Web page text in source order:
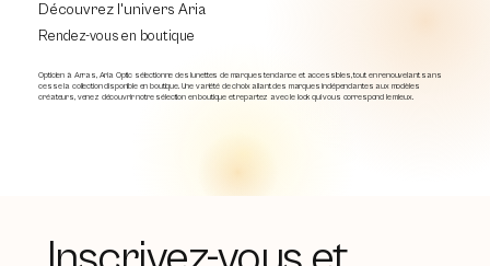
Rendez-vous en boutique
Découvrez l'univers Aria
Opticien à Arras, Aria Optic sélectionne des lunettes de marques tendance et accessibles, tout en renouvelant sans
cesse la collection disponible en boutique. Une variété de choix allant des marques indépendantes aux modèles
créateurs, venez découvrir notre sélection en boutique et repartez avec le look qui vous correspond le mieux.